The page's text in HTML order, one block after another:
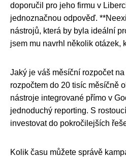
doporučil pro jeho firmu v
jednoznačnou odpověď.
nástrojů, která by byla ideální
jsem mu navrhl několik otázek,
Jaký je váš měsíční rozpočet
rozpočtem do 20 tisíc měsíčně
nástroje integrované přímo v
jednoduchý reporting. S
investovat do pokročilejších
Kolik času můžete správě